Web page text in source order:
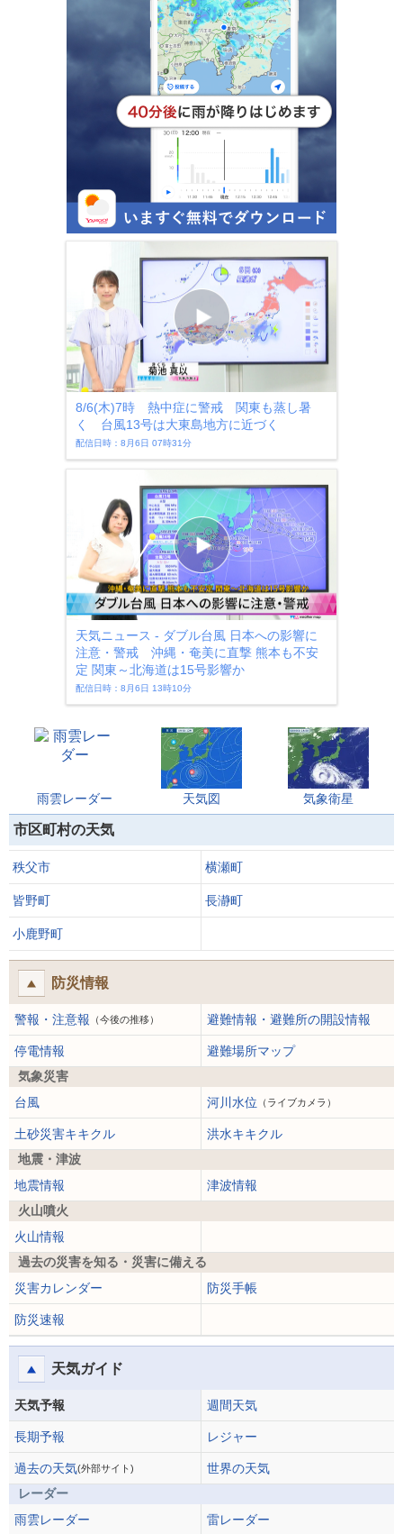
8/6(木)7時 熱中症に警戒 関東も蒸し暑
く 台風13号は大東島地方に近づく
配信日時：8月6日 07時31分
天気ニュース - ダブル台風 日本への影響に
注意・警戒 沖縄・奄美に直撃 熊本も不安
定 関東～北海道は15号影響か
配信日時：8月6日 13時10分
雨雲レーダー 天気図 気象衛星
市区町村の天気
秩父市 横瀬町
皆野町 長瀞町
小鹿野町
防災情報
警報・注意報 （今後の推移） 避難情報・避難所の開設情報
停電情報
避難場所マップ
気象災害
台風
河川水位 （ライブカメラ）
土砂災害キキクル
洪水キキクル
地震・津波
地震情報
津波情報
火山噴火
火山情報
過去の災害を知る・災害に備える
災害カレンダー
防災手帳
防災速報
天気ガイド
天気予報 週間天気
長期予報 レジャー
過去の天気(外部サイト)
世界の天気
レーダー
雨雲レーダー
雷レーダー